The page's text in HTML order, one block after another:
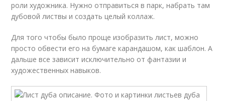
роли художника. Нужно отправиться в парк, набрать там
дубовой листвы и создать целый коллаж.
Для того чтобы было проще изобразить лист, можно
просто обвести его на бумаге карандашом, как шаблон. А
дальше все зависит исключительно от фантазии и
художественных навыков.